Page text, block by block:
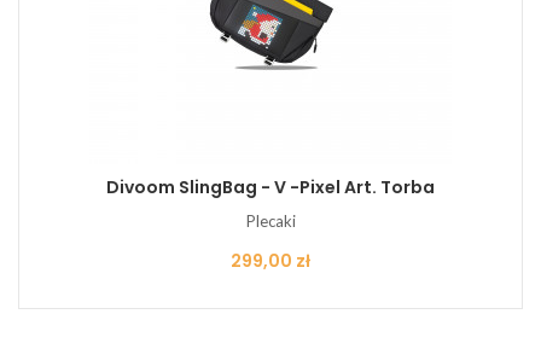
Divoom SlingBag - V -Pixel Art. Torba
Plecaki
Cena
299,00 zł